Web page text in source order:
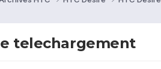
telechargement